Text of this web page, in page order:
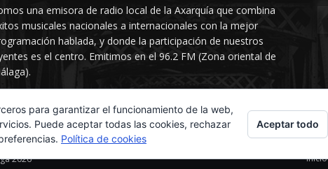
una emisora de radio local de la Axarquía que combina
musicales nacionales a internacionales con la mejor
hablada, y donde la participación de nuestros
es el centro. Emitimos en el 96.2 FM (Zona oriental de
2026 Inicio
para garantizar el funcionamiento de la web,
Puede aceptar todas las cookies, rechazar
Política de cookies
Aceptar todo